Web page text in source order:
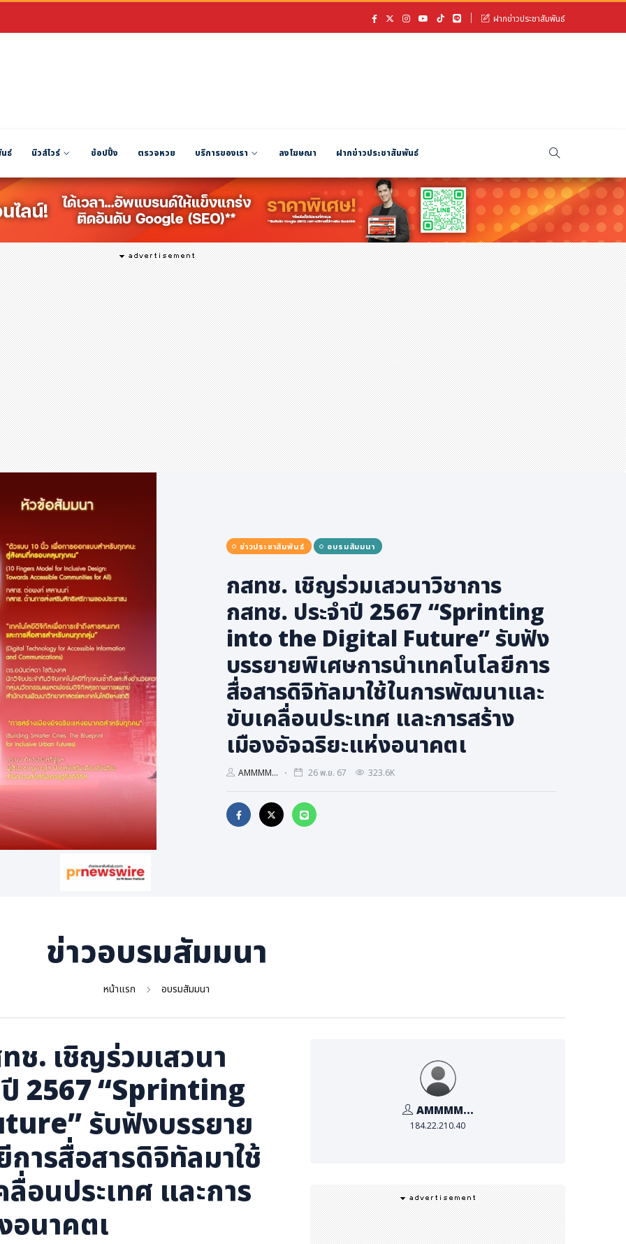
ฝากข่าวประชาสัมพันธ์
ธ์ นิวส์ไวร์ ช้อปปิ้ง ตรวจหวย บริการของเรา ลงโฆษณา ฝากข่าวประชาสัมพันธ์
ข่าวประชาสัมพันธ์ อบรมสัมมนา
กสทช. เชิญร่วมเสวนาวิชาการ
กสทช. ประจำปี 2567 “Sprinting
into the Digital Future” รับฟัง
บรรยายพิเศษการนำเทคโนโลยีการ
สื่อสารดิจิทัลมาใช้ในการพัฒนาและ
ขับเคลื่อนประเทศ และการสร้าง
เมืองอัจฉริยะแห่งอนาคตเ
AMMMM... 26 พ.ย. 67 323.6K
ข่าวอบรมสัมมนา
หน้าแรก อบรมสัมมนา
ช. เชิญร่วมเสวนา
ปี 2567 “Sprinting
รับฟังบรรยาย
ารสื่อสารดิจิทัลมาใช้
อนประเทศ และการ
อนาคตเ
AMMMM...
184.22.210.40